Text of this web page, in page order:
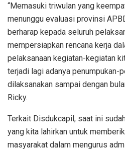
“Memasuki triwulan yang
menunggu evaluasi provinsi
berharap kepada seluruh
mempersiapkan rencana kerja
pelaksanaan kegiatan-kegiatan
terjadi lagi adanya penumpukan-
dilaksanakan sampai dengan
Ricky.
Terkait Disdukcapil, saat ini
yang kita lahirkan untuk
masyarakat dalam mengurus